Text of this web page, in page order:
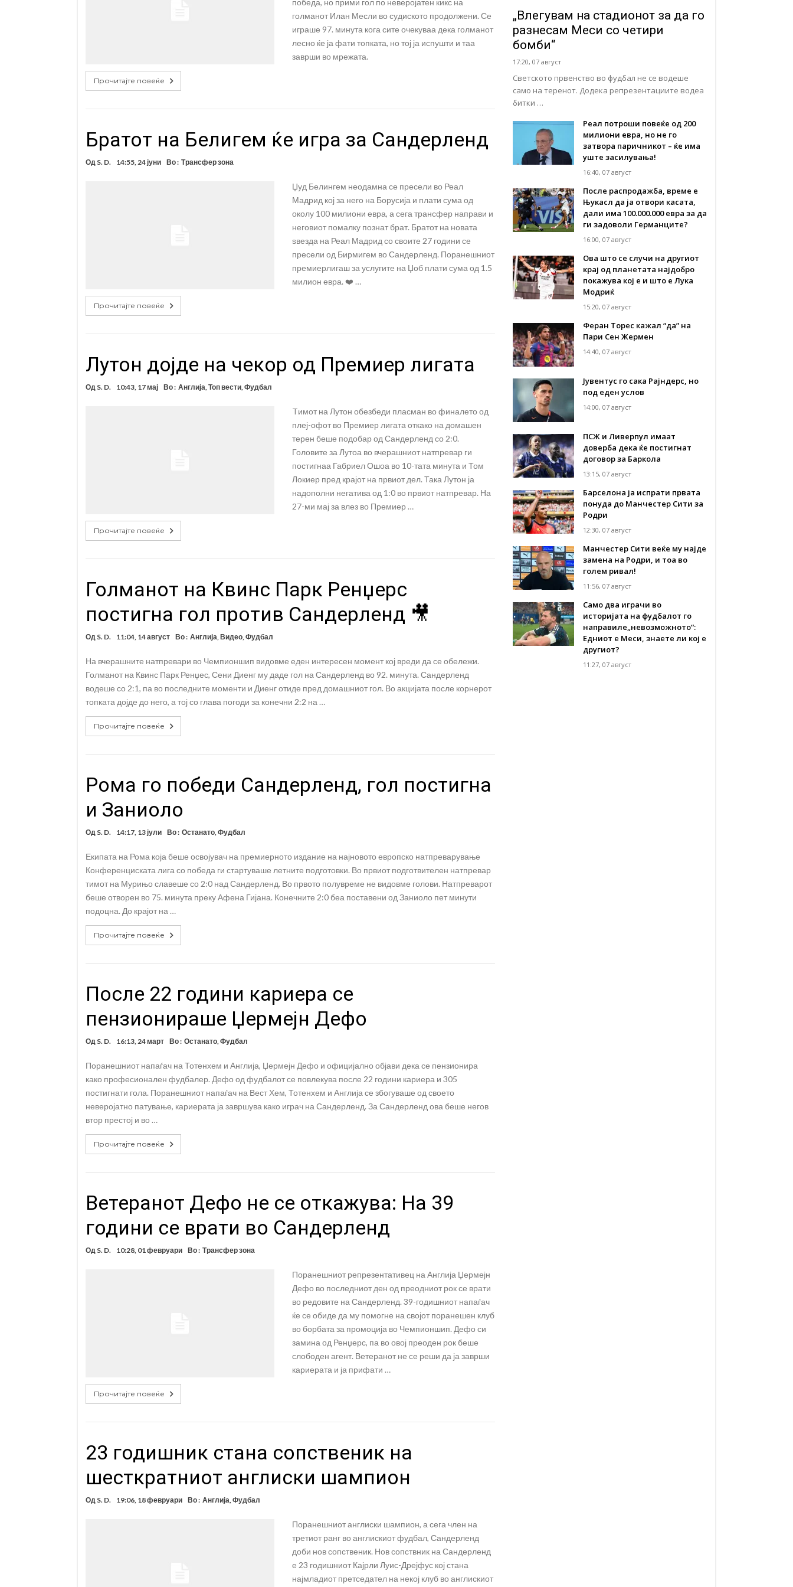
голманот Илан Месли во судиското продолжени. Се
играше 97. минута кога сите очекуваа дека голманот
лесно ќе ја фати топката, но тој ја испушти и таа
заврши во мрежата.
Прочитајте повеќе
Братот на Белигем ќе игра за Сандерленд
Од S. D. 14:55, 24 јуни Во : Трансфер зона
Џуд Белингем неодамна се пресели во Реал
Мадрид кој за него на Борусија и плати сума од
околу 100 милиони евра, а сега трансфер направи и
неговиот помалку познат брат. Братот на новата
ѕвезда на Реал Мадрид со своите 27 години се
пресели од Бирмигем во Сандерленд. Поранешниот
премиерлигаш за услугите на Џоб плати сума од 1.5
милион евра. ❤️ …
Прочитајте повеќе
Лутон дојде на чекор од Премиер лигата
Од S. D. 10:43, 17 мај Во : Англија Топ вести, Фудбал
Tимот на Лутон обезбеди пласман во финалето од
плеј-офот во Премиер лигата откако на домашен
терен беше подобар од Сандерленд со 2:0.
Головите за Лутоа во вчерашниот натпревар ги
постигнаа Габриел Ошоа во 10-тата минута и Том
Локиер пред крајот на првиот дел. Така Лутон ја
надополни негатива од 1:0 во првиот натпревар. На
27-ми мај за влез во Премиер …
Прочитајте повеќе
Голманот на Квинс Парк Ренџерс
постигна гол против Сандерленд 🎥
Од S. D. 11:04, 14 август Во : Англија Видео, Фудбал
На вчерашните натпревари во Чемпионшип видовме еден интересен момент кој вреди да се обележи.
Голманот на Квинс Парк Ренџес, Сени Диенг му даде гол на Сандерленд во 92. минута. Сандерленд
водеше со 2:1, па во последните моменти и Диенг отиде пред домашниот гол. Во акцијата после корнерот
топката дојде до него, а тој со глава погоди за конечни 2:2 на …
Прочитајте повеќе
Рома го победи Сандерленд, гол постигна
и Заниоло
Од S. D. 14:17, 13 јули Во : Останато, Фудбал
Екипата на Рома која беше освојувач на премиерното издание на најновото европско натпреварување
Конференциската лига со победа ги стартуваше летните подготовки. Во првиот подготвителен натпревар
тимот на Мурињо славеше со 2:0 над Сандерленд. Во првото полувреме не видовме голови. Натпреварот
беше отворен во 75. минута преку Афена Гијана. Конечните 2:0 беа поставени од Заниоло пет минути
подоцна. До крајот на …
Прочитајте повеќе
После 22 години кариера се
пензионираше Џермејн Дефо
Од S. D. 16:13, 24 март Во : Останато, Фудбал
Поранешниот напаѓач на Тотенхем и Англија, Џермејн Дефо и официјално објави дека се пензионира
како професионален фудбалер. Дефо од фудбалот се повлекува после 22 години кариера и 305
постигнати гола. Поранешниот напаѓач на Вест Хем, Тотенхем и Англија се збогуваше од своето
неверојатно патување, кариерата ја завршува како играч на Сандерленд. За Сандерленд ова беше негов
втор престој и во …
Прочитајте повеќе
Ветеранот Дефо не се откажува: На 39
години се врати во Сандерленд
Од S. D. 10:28, 01 февруари Во : Трансфер зона
Поранешниот репрезентативец на Англија Џермејн
Дефо во последниот ден од преодниот рок се врати
во редовите на Сандерленд. 39-годишниот напаѓач
ќе се обиде да му помогне на својот поранешен клуб
во борбата за промоција во Чемпионшип. Дефо си
замина од Ренџерс, па во овој преоден рок беше
слободен агент. Ветеранот не се реши да ја заврши
кариерата и ја прифати …
Прочитајте повеќе
23 годишник стана сопственик на
шесткратниот англиски шампион
Од S. D. 19:06, 18 февруари Во : Англија Фудбал
Поранешниот англиски шампион, а сега член на
третиот ранг во англискиот фудбал, Сандерленд
доби нов сопственик. Нов сопствник на Сандерленд
е 23 годишниот Кајрли Луис-Дрејфус кој стана
најмладиот претседател на некој клуб во англискиот
„Влегувам на стадионот за да го
разнесам Меси со четири
бомби“
17:20, 07 август
Светското првенство во фудбал не се водеше
само на теренот. Додека репрезентациите водеа
битки …
Реал потроши повеќе од 200
милиони евра, но не го
затвора паричникот – ќе има
уште засилувања!
16:40, 07 август
После распродажба, време е
Њукасл да ја отвори касата,
дали има 100.000.000 евра за да
ги задоволи Германците?
16:00, 07 август
Ова што се случи на другиот
крај од планетата најдобро
покажува кој е и што е Лука
Модриќ
15:20, 07 август
Феран Торес кажал “да” на
Пари Сен Жермен
14:40, 07 август
Јувентус го сака Рајндерс, но
под еден услов
14:00, 07 август
ПСЖ и Ливерпул имаат
доверба дека ќе постигнат
договор за Баркола
13:15, 07 август
Барселона ја испрати првата
понуда до Манчестер Сити за
Родри
12:30, 07 август
Манчестер Сити веќе му најде
замена на Родри, и тоа во
голем ривал!
11:56, 07 август
Само два играчи во
историјата на фудбалот го
направиле„невозможното“:
Едниот е Меси, знаете ли кој е
другиот?
11:27, 07 август